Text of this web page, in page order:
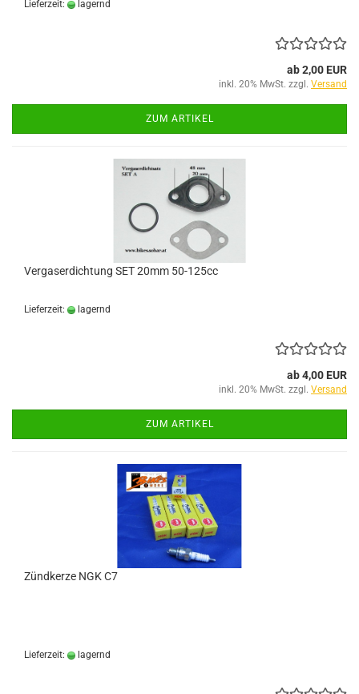
Lieferzeit: lagernd
ab 2,00 EUR
inkl. 20% MwSt. zzgl. Versand
ZUM ARTIKEL
Vergaserdichtung SET 20mm 50-125cc
Lieferzeit: lagernd
ab 4,00 EUR
inkl. 20% MwSt. zzgl. Versand
ZUM ARTIKEL
Zündkerze NGK C7
Lieferzeit: lagernd